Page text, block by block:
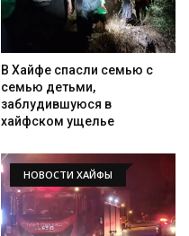
В Хайфе спасли семью с
семью детьми,
заблудившуюся в
хайфском ущелье
НОВОСТИ ХАЙФЫ